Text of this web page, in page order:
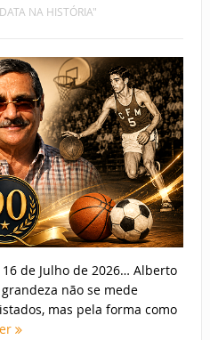
NA HISTÓRIA"
16 de Julho de 2026… Alberto
não se mede
mas pela forma como